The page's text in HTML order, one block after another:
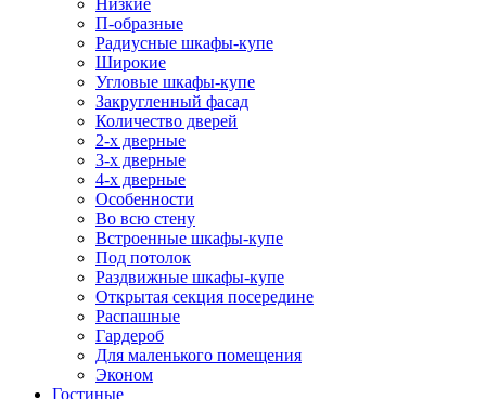
Низкие
П-образные
Радиусные шкафы-купе
Широкие
Угловые шкафы-купе
Закругленный фасад
Количество дверей
2-х дверные
3-х дверные
4-х дверные
Особенности
Во всю стену
Встроенные шкафы-купе
Под потолок
Раздвижные шкафы-купе
Открытая секция посередине
Распашные
Гардероб
Для маленького помещения
Эконом
Гостиные